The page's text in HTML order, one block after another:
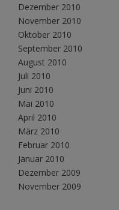
Dezember 2010
November 2010
Oktober 2010
September 2010
August 2010
Juli 2010
Juni 2010
Mai 2010
April 2010
März 2010
Februar 2010
Januar 2010
Dezember 2009
November 2009